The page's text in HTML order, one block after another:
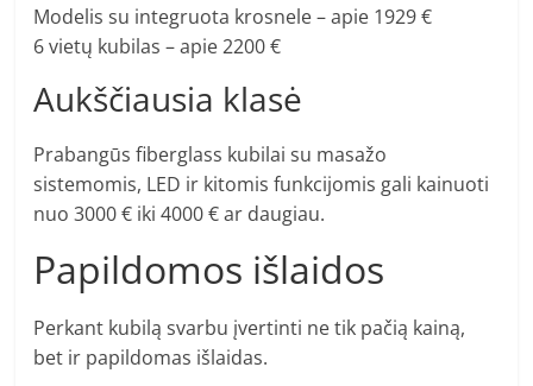
Modelis su integruota krosnele – apie 1929 €
6 vietų kubilas – apie 2200 €
Aukščiausia klasė
Prabangūs fiberglass kubilai su masažo
sistemomis, LED ir kitomis funkcijomis gali kainuoti
nuo 3000 € iki 4000 € ar daugiau.
Papildomos išlaidos
Perkant kubilą svarbu įvertinti ne tik pačią kainą,
bet ir papildomas išlaidas.